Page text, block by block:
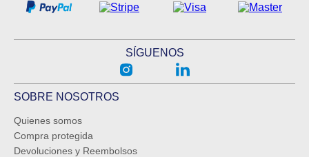
SÍGUENOS
SOBRE NOSOTROS
Quienes somos
Compra protegida
Devoluciones y Reembolsos